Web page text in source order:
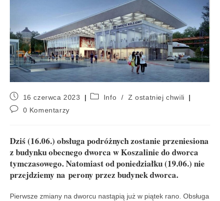
16 czerwca 2023 Info /
Z ostatniej chwili
0 Komentarzy
Dziś (16.06.) obsługa podróżnych zostanie przeniesiona
z budynku obecnego dworca w Koszalinie do dworca
tymczasowego. Natomiast od poniedziałku (19.06.) nie
przejdziemy na perony przez budynek dworca.
Pierwsze zmiany na dworcu nastąpią już w piątek rano. Obsługa